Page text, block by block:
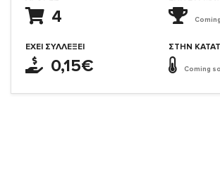
4
ΈΧΕΙ ΣΥΛΛΈΞΕΙ
0,15€
ΣΤΗΝ
Coming